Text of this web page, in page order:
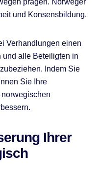
prägen. Norweger
und Konsensbildung.
Verhandlungen einen
und alle Beteiligten in
Indem Sie
Sie Ihre
Ihrer